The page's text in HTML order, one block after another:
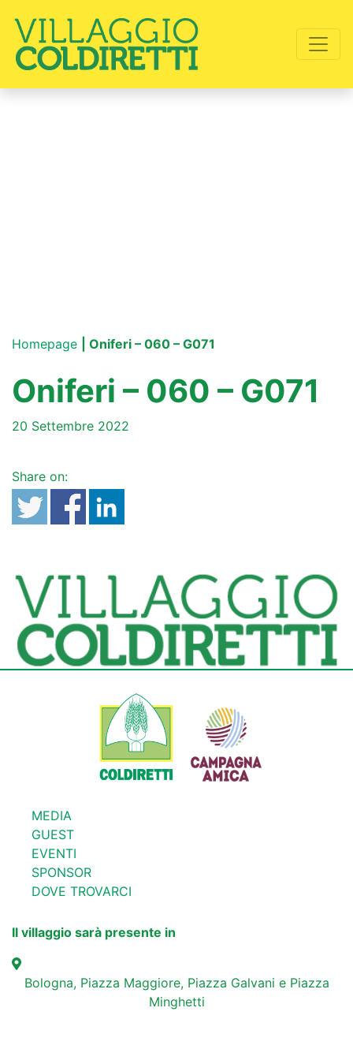
Homepage | Oniferi – 060 – G071
Oniferi – 060 – G071
20 Settembre 2022
Share on:
MEDIA
GUEST
EVENTI
SPONSOR
DOVE TROVARCI
Il villaggio sarà presente in
Bologna, Piazza Maggiore, Piazza Galvani e Piazza
Minghetti